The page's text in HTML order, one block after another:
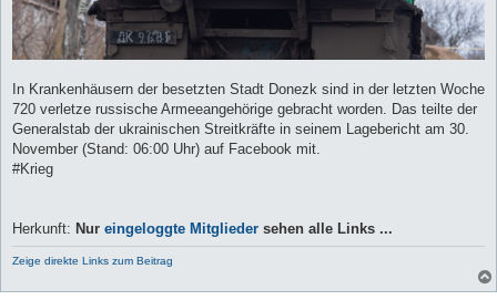
In Krankenhäusern der besetzten Stadt Donezk sind in der letzten Woche
720 verletze russische Armeeangehörige gebracht worden. Das teilte der
Generalstab der ukrainischen Streitkräfte in seinem Lagebericht am 30.
November (Stand: 06:00 Uhr) auf Facebook mit.
#Krieg
Herkunft: Nur eingeloggte Mitglieder sehen alle Links ...
Zeige direkte Links zum Beitrag